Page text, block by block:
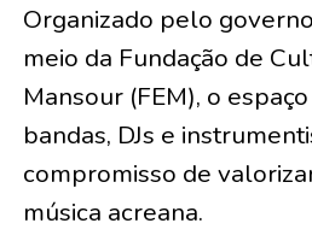
Organizado pelo
meio da Fundação de
Mansour (FEM), o
bandas, DJs e
compromisso de
música acreana.